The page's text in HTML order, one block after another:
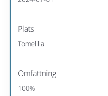
Plats
Tomelilla
Omfattning
100%